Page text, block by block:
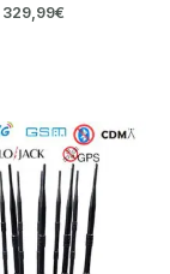
329,99€
Preisspanne:
679,99€
bis
699,99€